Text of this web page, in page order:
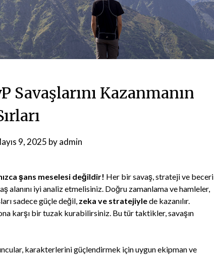
Savaşlarını Kazanmanın
9, 2025 byadmin
şans meselesi değildir! Her bir savaş, strateji ve beceri
alanını iyi analiz etmelisiniz. Doğru zamanlama ve hamleler,
sadece güçle değil, zeka ve stratejiylede kazanılır.
karşı bir tuzak kurabilirsiniz. Bu tür taktikler, savaşın
karakterlerini güçlendirmek için uygun ekipman ve